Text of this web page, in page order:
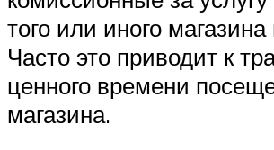
того или иного
Часто это приводит к
ценного времени
магазина.